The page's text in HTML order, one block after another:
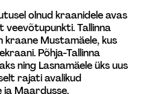
olnud kraanidele avas
veevõtupunkti. Tallinna
kraane Mustamäele, kus
Põhja-Tallinna
ning Lasnamäele üks uus
rajati avalikud
ja Maardusse.